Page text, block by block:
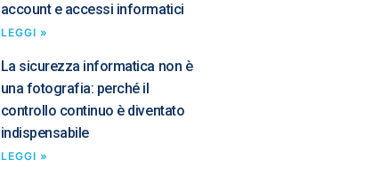
account e accessi informatici
LEGGI »
La sicurezza informatica non è
una fotografia: perché il
controllo continuo è diventato
indispensabile
LEGGI »